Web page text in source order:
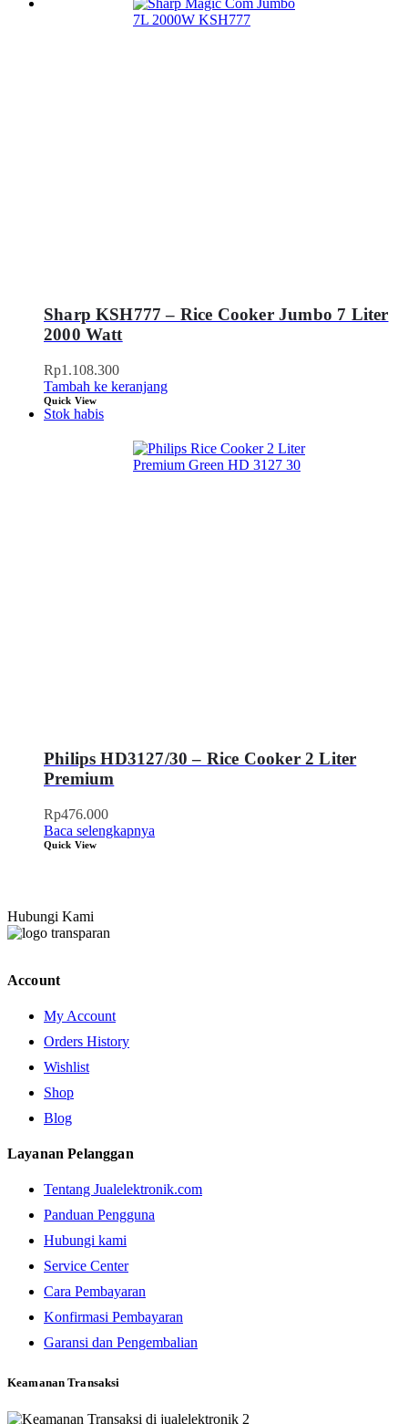
Sharp KSH777 – Rice Cooker Jumbo 7 Liter
2000 Watt
Rp1.108.300
Tambah ke keranjang
Quick View
Stok habis
Philips HD3127/30 – Rice Cooker 2 Liter
Premium
Rp476.000
Baca selengkapnya
Quick View
Hubungi Kami
Account
My Account
Orders History
Wishlist
Shop
Blog
Layanan Pelanggan
Tentang Jualelektronik.com
Panduan Pengguna
Hubungi kami
Service Center
Cara Pembayaran
Konfirmasi Pembayaran
Garansi dan Pengembalian
Keamanan Transaksi